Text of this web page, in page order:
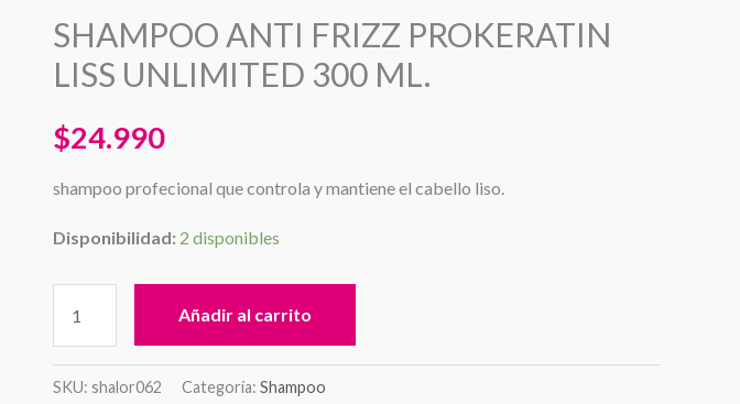
SHAMPOO ANTI FRIZZ PROKERATIN
LISS UNLIMITED 300 ML.
$24.990
shampoo profecional que controla y mantiene el cabello liso.
Disponibilidad: 2 disponibles
PROKERATIN
LISS
300
cantidad
Añadir al carrito
SKU: shalor062 Categoría: Shampoo